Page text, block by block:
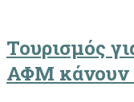
Τουρισμός
ΑΦΜ κάνουν